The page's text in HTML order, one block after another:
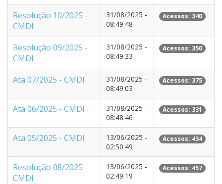
Resolução 10/2025 -
CMDI
31/08/2025 -
08:49:48
Acessos: 340
Resolução 09/2025 -
CMDI
31/08/2025 -
08:49:33
Acessos: 350
Ata 07/2025 - CMDI
31/08/2025 -
08:49:03
Acessos: 375
Ata 06/2025 - CMDI
31/08/2025 -
08:48:46
Acessos: 331
Ata 05/2025 - CMDI
13/06/2025 -
02:50:49
Acessos: 434
Resolução 08/2025 -
CMDI
13/06/2025 -
02:49:19
Acessos: 457